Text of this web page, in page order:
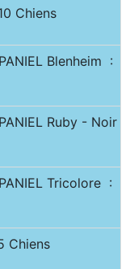
Chiens
Blenheim :
Ruby - Noir
Tricolore :
Chiens